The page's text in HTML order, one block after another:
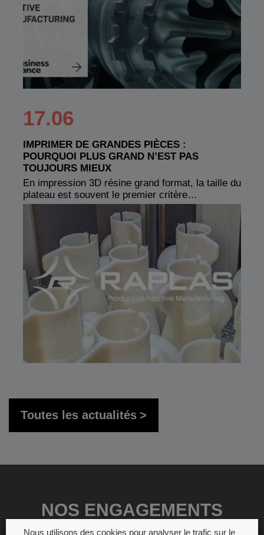
17.06
IMPRIMER DE GRANDES PIÈCES :
POURQUOI PLUS GRAND N’EST PAS
TOUJOURS MIEUX
En impression 3D résine grand format, la taille du
plateau est souvent le premier critère…
Toutes les actualités
NOS ENGAGEMENTS
Nous utilisons des cookies pour analyser le trafic sur le